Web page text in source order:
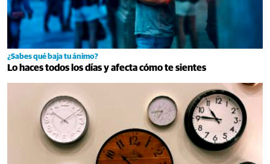
¿Sabes qué baja tu ánimo?
Lo haces todos los días y afecta cómo te sientes